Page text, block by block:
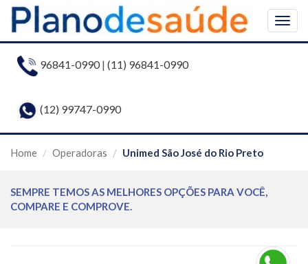
96841-0990| (11) 96841-0990
(12) 99747-0990
Home Operadoras Unimed São José do Rio Preto
SEMPRE TEMOS AS MELHORES OPÇÕES PARA VOCÊ,
COMPARE E COMPROVE.